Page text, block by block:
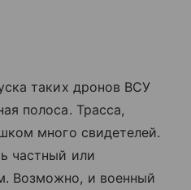
таких дронов ВСУ
полоса. Трасса,
много свидетелей.
частный или
Возможно, и военный